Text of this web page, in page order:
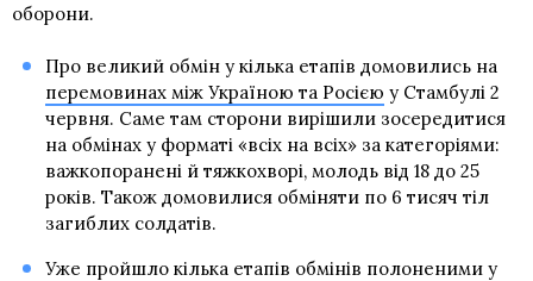
оборони.
Про великий обмін у кілька етапів домовились на
перемовинах між Україною та Росією у Стамбулі 2
червня. Саме там сторони вирішили зосередитися
на обмінах у форматі «всіх на всіх» за категоріями:
важкопоранені й тяжкохворі, молодь від 18 до 25
років. Також домовилися обміняти по 6 тисяч тіл
загиблих солдатів.
Уже пройшло кілька етапів обмінів полоненими у